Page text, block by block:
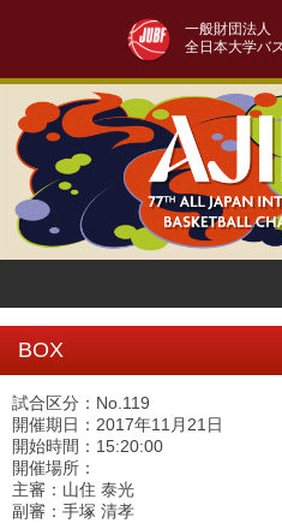
一般財団法人
全日本大学バ
BOX
試合区分：No.119
開催期日：2017年11月21日
開始時間：15:20:00
開催場所：
主審：山住 泰光
副審：手塚 清孝